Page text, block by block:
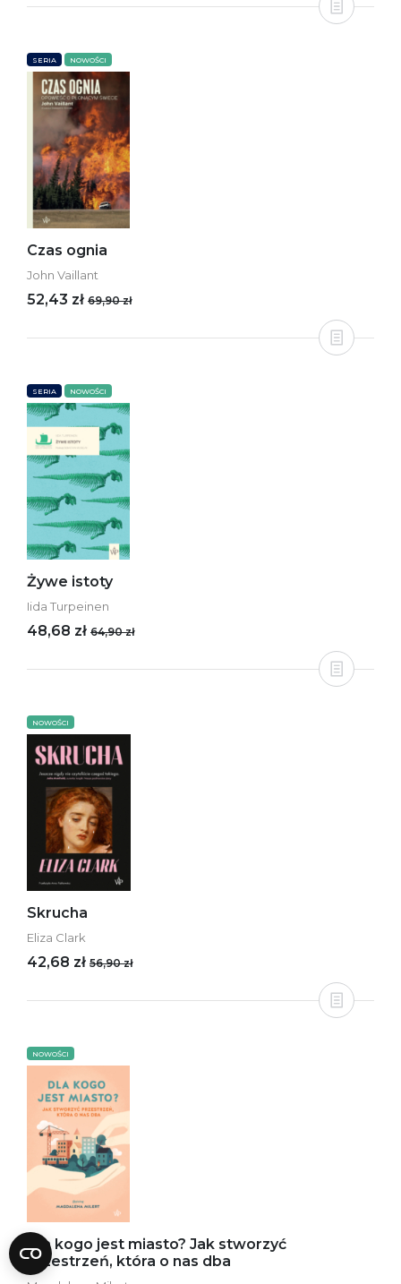
SERIA NOWOŚCI
Czas ognia
John Vaillant
52,43 zł 69,90 zł
SERIA NOWOŚCI
Żywe istoty
Iida Turpeinen
48,68 zł 64,90 zł
NOWOŚCI
Skrucha
Eliza Clark
42,68 zł 56,90 zł
NOWOŚCI
Dla kogo jest miasto? Jak stworzyć
przestrzeń, która o nas dba